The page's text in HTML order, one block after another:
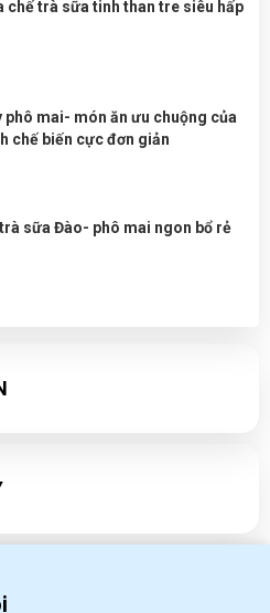
chế trà sữa tinh than tre siêu hấp
phô mai- món ăn ưu chuộng của
chế biến cực đơn giản
sữa Đào- phô mai ngon bổ rẻ